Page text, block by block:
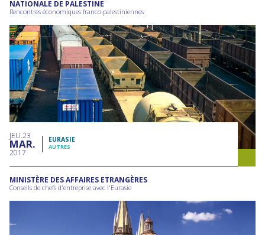
NATIONALE DE PALESTINE
Rencontres économiques franco-palestiniennes
JEU 23
MAR
2017
EURASIE
AUTRES
MINISTÈRE DES AFFAIRES ETRANGÈRES
Conseils de chefs d'entreprise avec l'Eurasie